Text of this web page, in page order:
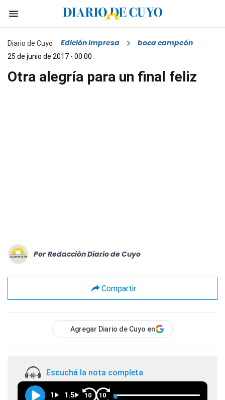
Diario de Cuyo Edición impresa boca campeón
25 de junio de 2017 - 00:00
Otra alegría para un final feliz
Por Redacción Diario de Cuyo
Compartir
Agregar Diario de Cuyo en
Escuchá la nota completa
1 1.5 10 10